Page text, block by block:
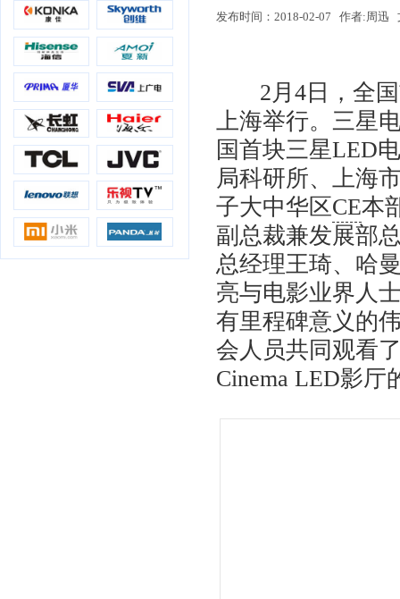
2月4日，全国
上海举行。三星
国首块三星LED
局科研所、上海
子大中华区CE本
副总裁兼发展部
总经理王琦、哈
亮与电影业界人
有里程碑意义的
会人员共同观看
Cinema LED影厅